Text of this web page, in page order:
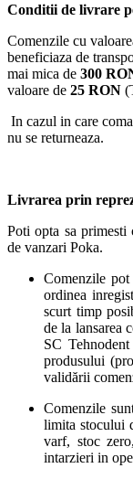
Conditii de livrare
Comenzile cu
beneficiaza de
mai mica de 300
valoare de 25 RON
In cazul in care
nu se returneaza.
Livrarea prin
Poti opta sa
de vanzari Poka.
Comenzile
ordinea
scurt timp
de la lansarea
SC
produsului
validării
Comenzile
limita stocului
varf, stoc
intarzieri in